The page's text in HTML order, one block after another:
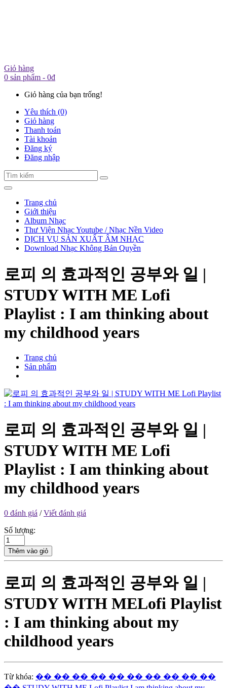
Giỏ hàng
0 sản phẩm - 0đ
Giỏ hàng của bạn trống!
Yêu thích (0)
Giỏ hàng
Thanh toán
Tài khoản
Đăng ký
Đăng nhập
Trang chủ
Giới thiệu
Album Nhạc
Thư Viện Nhạc Youtube / Nhạc Nền Video
DỊCH VỤ SẢN XUẤT ÂM NHẠC
Download Nhạc Không Bản Quyền
로피 의 효과적인 공부와 일 |
STUDY WITH ME Lofi
Playlist : I am thinking about
my childhood years
Trang chủ
Sản phẩm
로피 의 효과적인 공부와 일 |
STUDY WITH ME Lofi
Playlist : I am thinking about
my childhood years
0 đánh giá /Viết đánh giá
Số lượng:
Thêm vào giỏ
로피 의 효과적인 공부와 일 |
STUDY WITH MELofi Playlist
: I am thinking about my
childhood years
Từ khóa: �� �� �� �� �� �� �� �� �� ��